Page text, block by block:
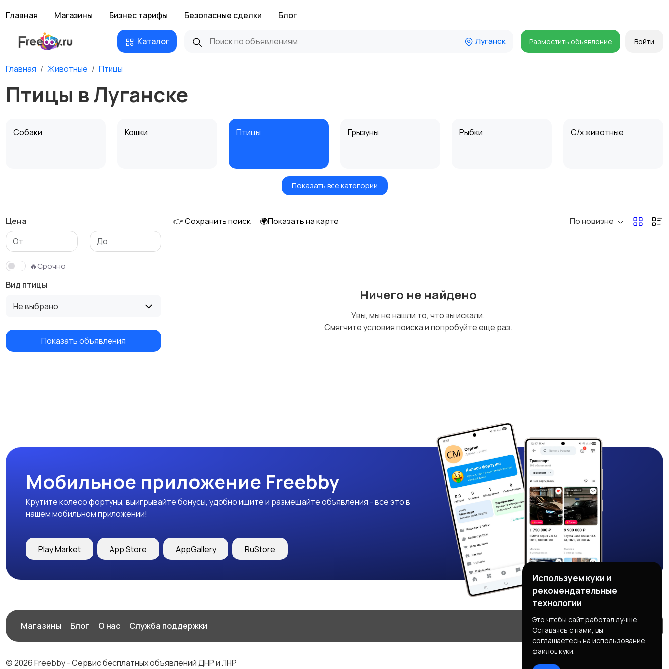
Главная Магазины Бизнес тарифы Безопасные сделки Блог
Каталог Луганск Разместить объявление Войти
Главная Животные Птицы
Птицы в Луганске
Собаки Кошки Птицы Грызуны Рыбки С/х животные
АквариумистикаПоказать все категории
Цена
🔥Срочно
Вид птицы
Не выбрано
Показать объявления
👉 Сохранить поиск 🌍Показать на карте По новизне
Ничего не найдено
Увы, мы не нашли то, что вы искали.
Смягчите условия поиска и попробуйте еще раз.
Мобильное приложение Freebby
Крутите колесо фортуны, выигрывайте бонусы, удобно ищите и размещайте объявления - все это в
нашем мобильном приложении!
Play Market App Store AppGallery RuStore
Магазины Блог О нас Служба поддержки
© 2026 Freebby - Сервис бесплатных объявлений ДНР и ЛНР
Используем куки и
рекомендательные
технологии
Это чтобы сайт работал лучше.
Оставаясь с нами, вы
соглашаетесь на использование
файлов куки.